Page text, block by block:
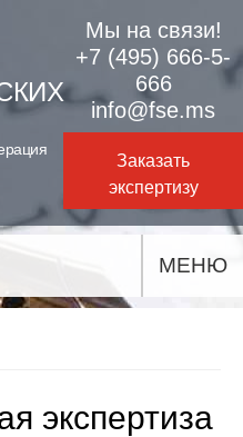
Мы на связи!
+7 (495) 666-5-
666
info@fse.ms
Заказать
экспертизу
МЕНЮ
экспертиза